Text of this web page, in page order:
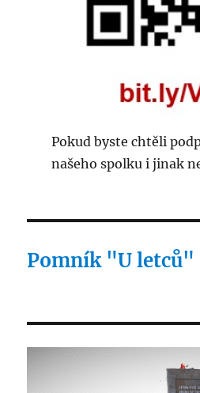
Pokud byste chtěli
našeho spolku i jinak
Pomník "U letců"